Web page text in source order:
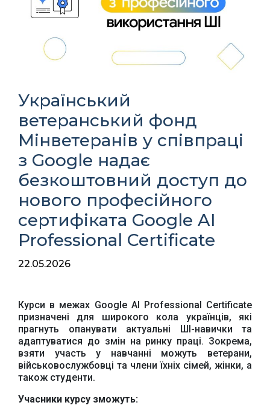
Український
ветеранський фонд
Мінветеранів у співпраці
з Google надає
безкоштовний доступ до
нового професійного
сертифіката Google AI
Professional Certificate
22.05.2026
Курси в межах Google AI Professional Certificate
призначені для широкого кола українців, які
прагнуть опанувати актуальні ШІ-навички та
адаптуватися до змін на ринку праці. Зокрема,
взяти участь у навчанні можуть ветерани,
військовослужбовці та члени їхніх сімей, жінки, а
також студенти.
Учасники курсу зможуть: